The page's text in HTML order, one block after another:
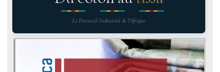
Le Potentiel Industriel de l'Afrique